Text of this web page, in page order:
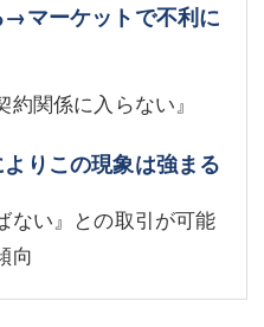
マーケットで不利に
約関係に入らない』
りこの現象は強まる
ない』との取引が可能
向